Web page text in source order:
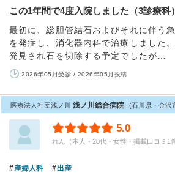
この1年間で4度入院しました（3診療科）
最初に、総胆管結石およびそれに伴う
を発症し、消化器内科で治療しました
発見され石を切除する予定でしたが…
2026年05月受診 / 2026年05月投稿
医療法人社団浅ノ川 浅ノ川総合病院 (石川県・金沢
5.0
れん（本人・20代・女性・掲載口コミ1
産婦人科 出産